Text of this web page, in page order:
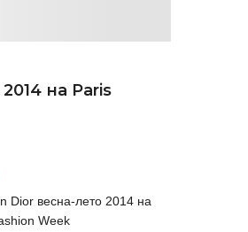
на Paris
Dior весна-лето 2014 на
Week